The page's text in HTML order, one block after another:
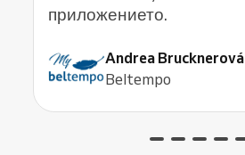
приложението.
Andrea Brucknerová
Beltempo